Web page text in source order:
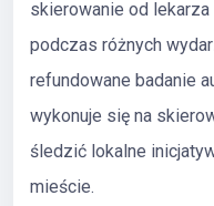
skierowanie od
podczas różnych
refundowane badanie
wykonuje się na
śledzić lokalne
mieście.